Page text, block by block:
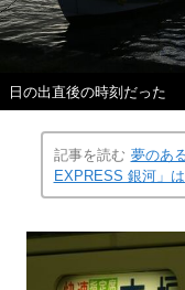
日の出直後の時刻だった
記事を読む 夢のあ
EXPRESS 銀河」